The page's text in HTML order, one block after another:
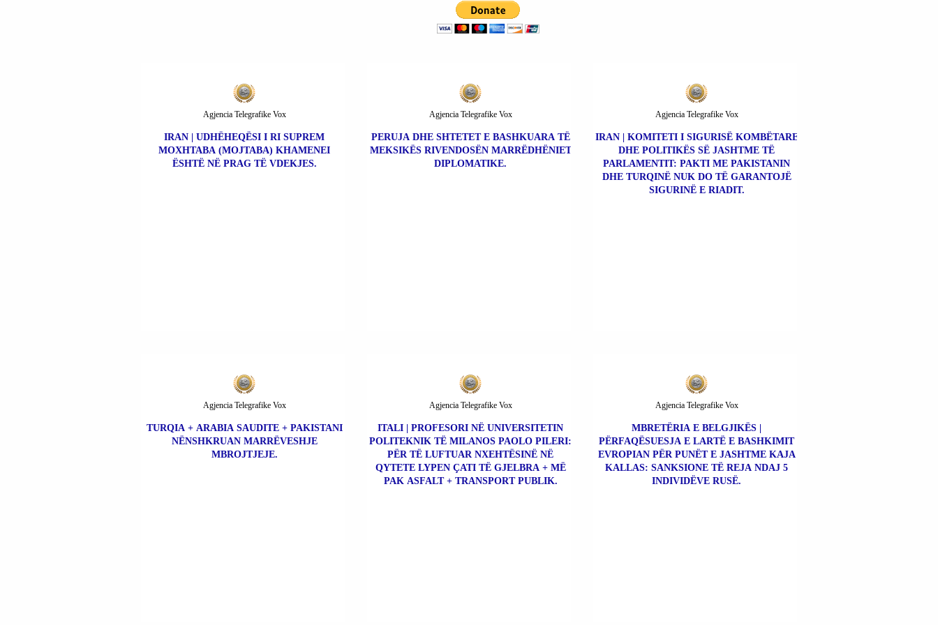
IRAN | UDHËHEQËSI I RI SUPREM
MOXHTABA (MOJTABA) KHAMENEI
ËSHTË NË PRAG TË VDEKJES.
Agjencia Telegrafike Vox
PERUJA DHE SHTETET E BASHKUARA TË
MEKSIKËS RIVENDOSËN MARRËDHËNIET
DIPLOMATIKE.
Agjencia Telegrafike Vox
IRAN | KOMITETI I SIGURISË KOMBËTARE
DHE POLITIKËS SË JASHTME TË
PARLAMENTIT: PAKTI ME PAKISTANIN
DHE TURQINË NUK DO TË GARANTOJË
SIGURINË E RIADIT.
Agjencia Telegrafike Vox
TURQIA + ARABIA SAUDITE + PAKISTANI
NËNSHKRUAN MARRËVESHJE
MBROJTJEJE.
Agjencia Telegrafike Vox
ITALI | PROFESORI NË UNIVERSITETIN
POLITEKNIK TË MILANOS PAOLO PILERI:
PËR TË LUFTUAR NXEHTËSINË NË
QYTETE LYPEN ÇATI TË GJELBRA + MË
PAK ASFALT + TRANSPORT PUBLIK.
Agjencia Telegrafike Vox
MBRETËRIA E BELGJIKËS |
PËRFAQËSUESJA E LARTË E BASHKIMIT
EVROPIAN PËR PUNËT E JASHTME KAJA
KALLAS: SANKSIONE TË REJA NDAJ 5
INDIVIDËVE RUSË.
Agjencia Telegrafike Vox